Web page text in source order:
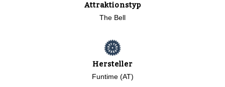
Attraktionstyp
The Bell
Hersteller
Funtime (AT)